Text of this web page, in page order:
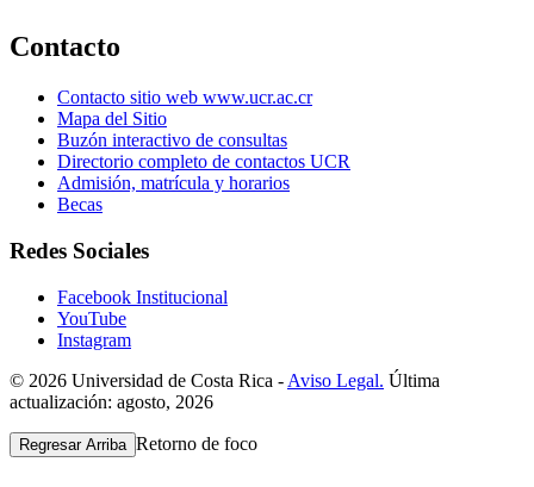
Contacto
Contacto sitio web www.ucr.ac.cr
Mapa del Sitio
Buzón interactivo de consultas
Directorio completo de contactos UCR
Admisión, matrícula y horarios
Becas
Redes Sociales
Facebook Institucional
YouTube
Instagram
© 2026 Universidad de Costa Rica - Aviso Legal. Última
actualización: agosto, 2026
Regresar Arriba Retorno de foco